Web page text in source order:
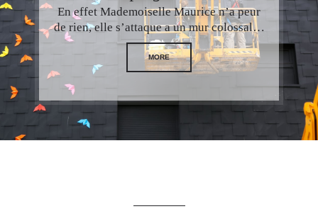
En effet Mademoiselle Maurice n’a peur
de rien, elle s’attaque a un mur colossal…
MORE